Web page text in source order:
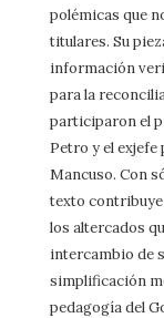
polémicas que
titulares. Su
información
para la
participaron el
Petro y el
Mancuso. Con
texto
los altercados
intercambio de
simplificación
pedagogía del